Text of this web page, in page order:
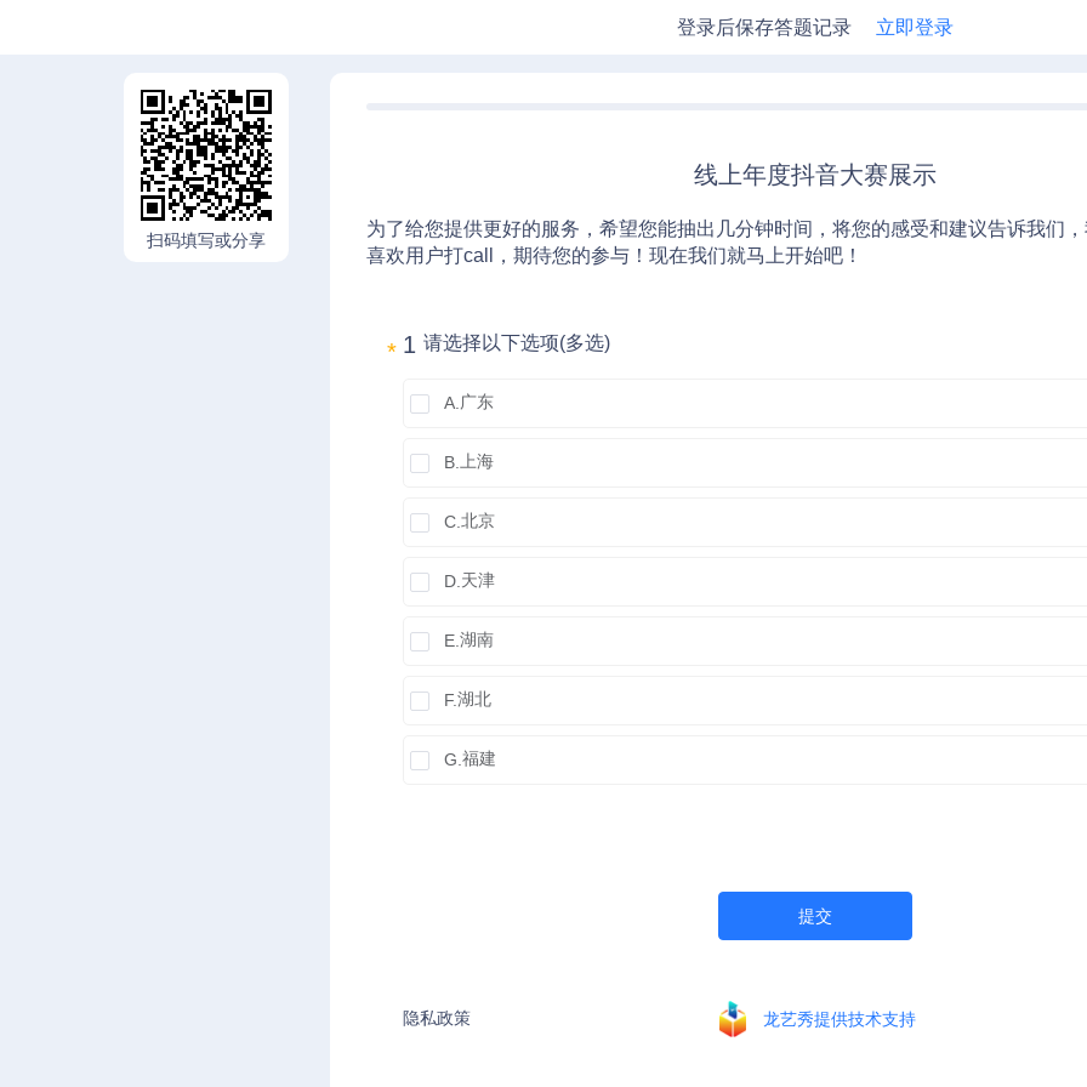
扫码填写或分享
登录后保存答题记录 立即登录
线上年度抖音大赛展示
为了给您提供更好的服务，希望您能抽出几分钟时间，将您的感受和建议告诉我们
喜欢用户打call，期待您的参与！现在我们就马上开始吧！
* 1 请选择以下选项(多选)
A.广东
B.上海
C.北京
D.天津
E.湖南
F.湖北
G.福建
提交
隐私政策 龙艺秀提供技术支持